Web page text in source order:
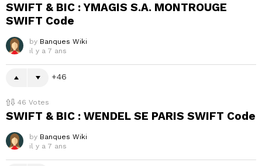
SWIFT & BIC : YMAGIS S.A. MONTROUGE
SWIFT Code
by Banques Wiki
il y a 7 ans
46
46 Votes
SWIFT & BIC : WENDEL SE PARIS SWIFT Code
by Banques Wiki
il y a 7 ans